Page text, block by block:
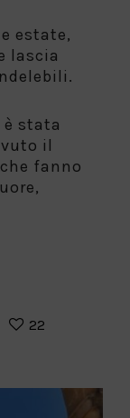
estate,
lascia
è stata
il
fanno
22